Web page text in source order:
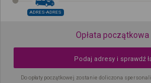
ADRES-ADRES
Opłata początkowa
Podaj adresy i sprawdź
Do opłaty początkowej zostanie doliczona